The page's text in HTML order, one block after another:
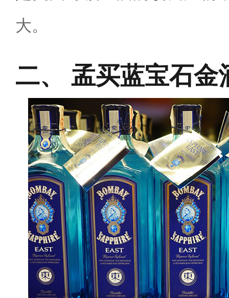
大。
孟买蓝宝石金